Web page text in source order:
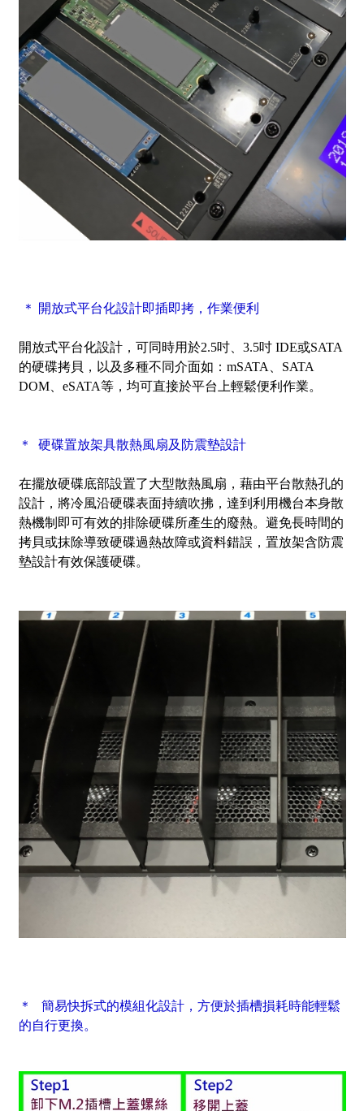
＊ 開放式平台化設計即插即拷，作業便利
開放式平台化設計，可同時用於2.5吋、3.5吋 IDE或SATA
的硬碟拷貝，以及多種不同介面如：mSATA、SATA
DOM、eSATA等，均可直接於平台上輕鬆便利作業。
＊ 硬碟置放架具散熱風扇及防震墊設計
在擺放硬碟底部設置了大型散熱風扇，藉由平台散熱孔的
設計，將冷風沿硬碟表面持續吹拂，達到利用機台本身散
熱機制即可有效的排除硬碟所產生的廢熱。避免長時間的
拷貝或抹除導致硬碟過熱故障或資料錯誤，置放架含防震
墊設計有效保護硬碟。
＊ 簡易快拆式的模組化設計，方便於插槽損耗時能輕鬆
的自行更換。